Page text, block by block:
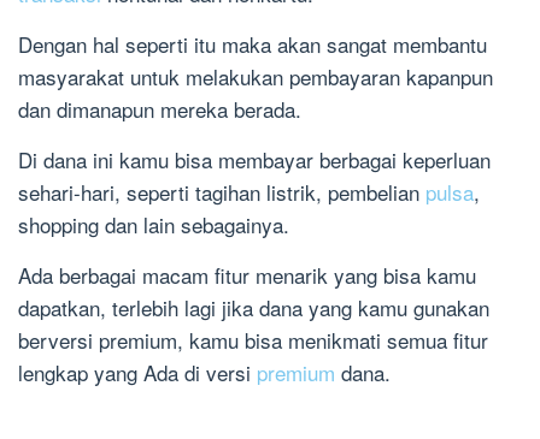
Dengan hal seperti itu maka akan sangat membantu
masyarakat untuk melakukan pembayaran kapanpun
dan dimanapun mereka berada.
Di dana ini kamu bisa membayar berbagai keperluan
sehari-hari, seperti tagihan listrik, pembelian pulsa,
shopping dan lain sebagainya.
Ada berbagai macam fitur menarik yang bisa kamu
dapatkan, terlebih lagi jika dana yang kamu gunakan
berversi premium, kamu bisa menikmati semua fitur
lengkap yang Ada di versi premium dana.